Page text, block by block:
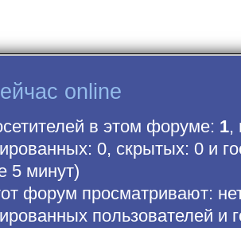
online
в этом форуме: 1,
0, скрытых: 0 и
5 минут)
форум просматривают:
пользователей и